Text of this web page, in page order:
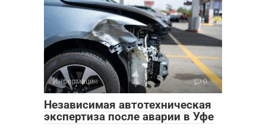
Информация 0
Независимая автотехническая
экспертиза после аварии в Уфе